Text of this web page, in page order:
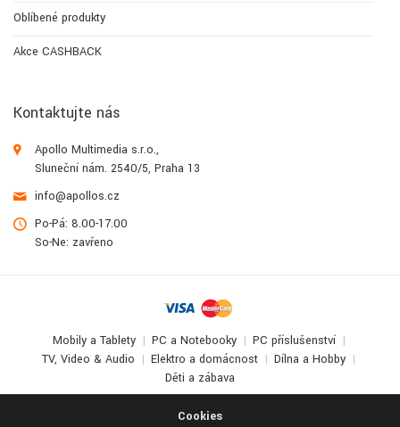
Cookies
Oblíbené produkty
Akce CASHBACK
Kontaktujte nás
Apollo Multimedia s.r.o.,
Sluneční nám. 2540/5, Praha 13
info@apollos.cz
Po-Pá: 8.00-17.00
So-Ne: zavřeno
Mobily a Tablety PC a Notebooky
PC příslušenství
TV, Video & Audio
Elektro a domácnost
Dílna a Hobby
Děti a zábava